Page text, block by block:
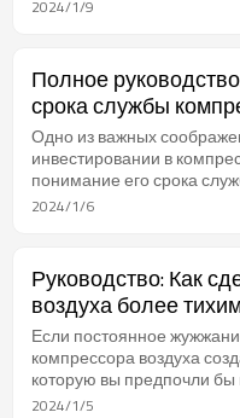
включая числовые данные
единицы измерения в
2024/1/9
Полное
срока службы
Одно из важных
инвестировании в
понимание его срока
вникнем в сложности
2024/1/6
Руководство: Как
воздуха более
Подход
Если постоянное
компрессора воздуха
которую вы предпочли
волнуйтесь! Вот
2024/1/5